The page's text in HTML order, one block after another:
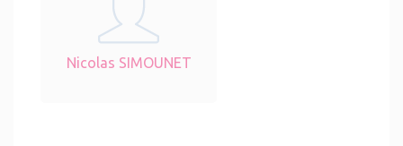
Nicolas SIMOUNET